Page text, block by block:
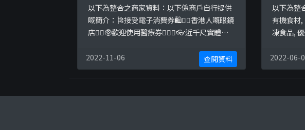
以下為整合之商家資料：以下係商戶自行提供
嘅簡介：🎏接受電子消費券🛍✋🏻香港人嘅眼鏡
店☝🏻🥸歡迎使用醫療券👨🏽‍⚕️👓近千尺實體黃
匯戲院對面（旺角站E2)⏰週一至六1230-
2030日1230-1930👁Con專頁
@nichome_conshop📞31880444訊息噤下
2022-11-06 查閱資料
以下為整
有機食材
凍食品,
豬扒, 豬
蝦, 帶子,
食品終極
2022-06-